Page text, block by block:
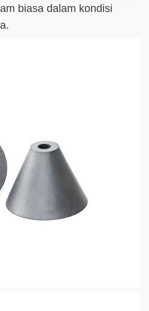
biasa dalam kondisi